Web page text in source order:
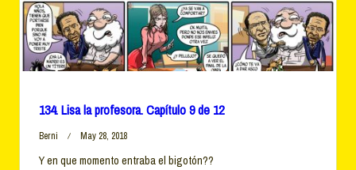
134. Lisa la profesora. Capítulo 9 de 12
Berni May 28, 2018
Y en que momento entraba el bigotón??